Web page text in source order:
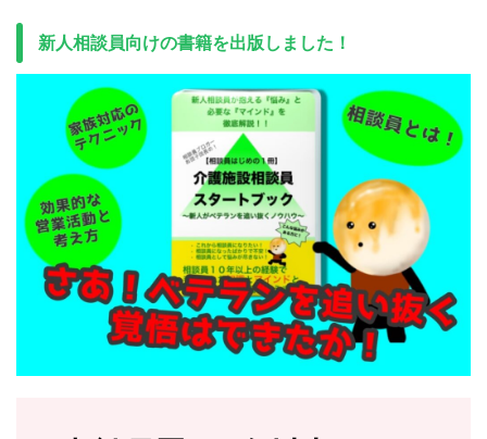
新人相談員向けの書籍を出版しました！